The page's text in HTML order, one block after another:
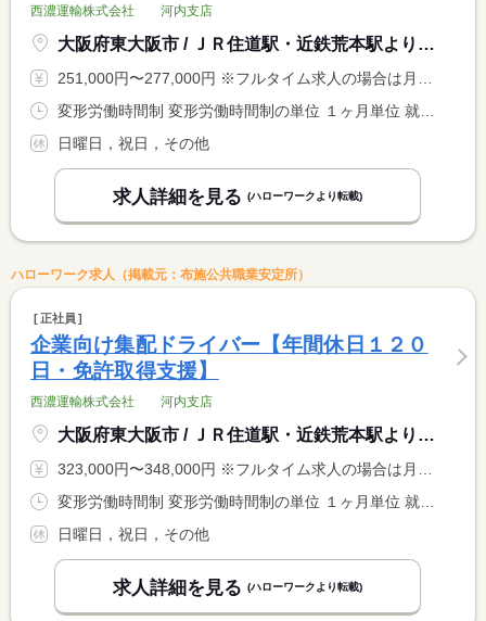
西濃運輸株式会社 河内支店
大阪府東大阪市 / ＪＲ住道駅・近鉄荒本駅より 近鉄バス 加納バス停 徒歩１分
251,000円〜277,000円 ※フルタイム求人の場合は月額（換算額）、パート求人の場合は時間額を表示しています。
日曜日，祝日，その他
求人詳細を見る (ハローワークより転載)
ハローワーク求人（掲載元：布施公共職業安定所）
正社員
企業向け集配ドライバー【年間休日１２０
日・免許取得支援】
西濃運輸株式会社 河内支店
大阪府東大阪市 / ＪＲ住道駅・近鉄荒本駅より 近鉄バス 加納バス停 徒歩１分
323,000円〜348,000円 ※フルタイム求人の場合は月額（換算額）、パート求人の場合は時間額を表示しています。
日曜日，祝日，その他
求人詳細を見る (ハローワークより転載)